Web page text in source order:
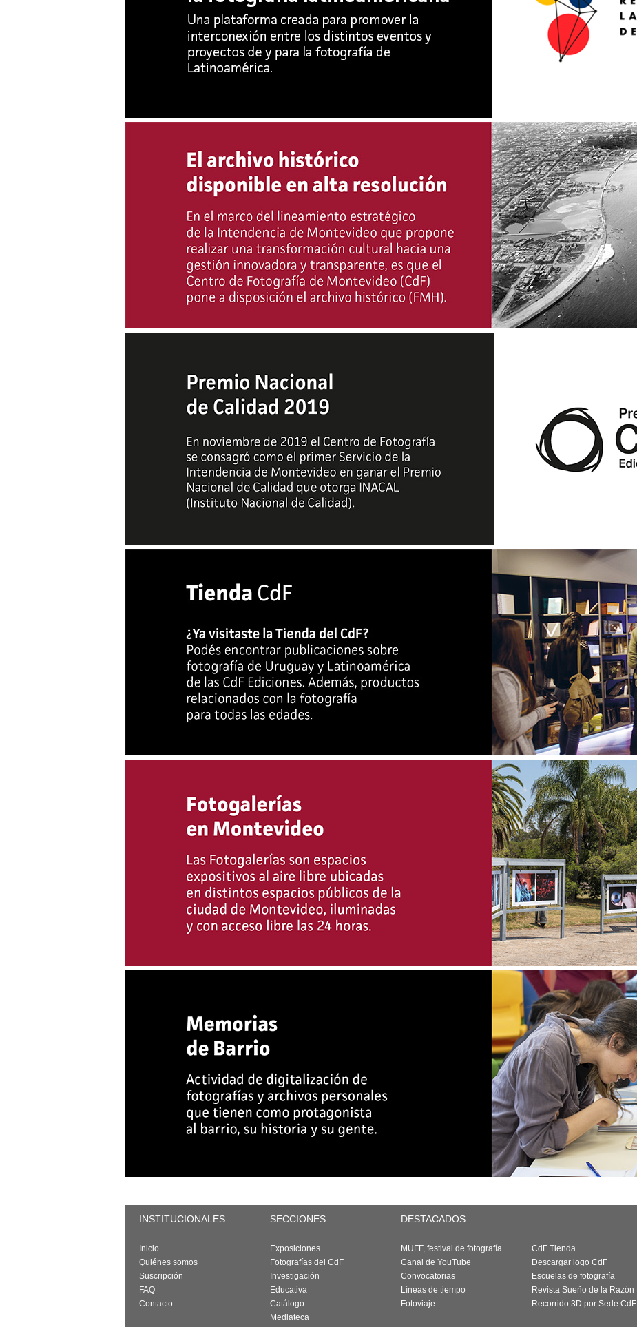
INSTITUCIONALES SECCIONES DESTACADOS
Inicio
Quiénes somos
Suscripción
FAQ
Contacto
Exposiciones
Fotografías del CdF
Investigación
Educativa
Catálogo
Mediateca
MUFF, festival de fotografía
Canal de YouTube
Convocatorias
Líneas de tiempo
Fotoviaje
CdF Tienda
Descargar logo CdF
Escuelas de fotografía
Revista Sueño de la Razón
Recorrido 3D por Sede CdF